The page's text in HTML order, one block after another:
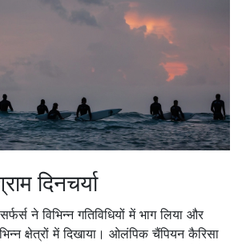
दिनचर्या
ने विभिन्न गतिविधियों में भाग लिया और
क्षेत्रों में दिखाया। ओलंपिक चैंपियन कैरिसा